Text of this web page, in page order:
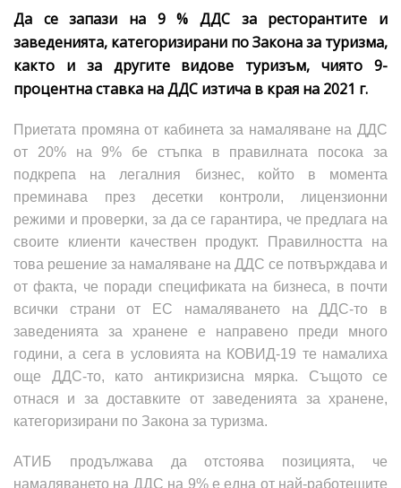
Да се запази на 9 % ДДС за ресторантите и
заведенията, категоризирани по Закона за туризма,
както и за другите видове туризъм, чиято 9-
процентна ставка на ДДС изтича в края на 2021 г.
Приетата промяна от кабинета за намаляване на ДДС
от 20% на 9% бе стъпка в правилната посока за
подкрепа на легалния бизнес, който в момента
преминава през десетки контроли, лицензионни
режими и проверки, за да се гарантира, че предлага на
своите клиенти качествен продукт. Правилността на
това решение за намаляване на ДДС се потвърждава и
от факта, че поради спецификата на бизнеса, в почти
всички страни от ЕС намаляването на ДДС-то в
заведенията за хранене е направено преди много
години, а сега в условията на КОВИД-19 те намалиха
още ДДС-то, като антикризисна мярка. Същото се
отнася и за доставките от заведенията за хранене,
категоризирани по Закона за туризма.
АТИБ продължава да отстоява позицията, че
намаляването на ДДС на 9% е една от най-работещите